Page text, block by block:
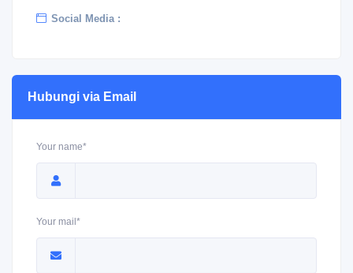
Social Media :
Hubungi via Email
Your name*
Your mail*